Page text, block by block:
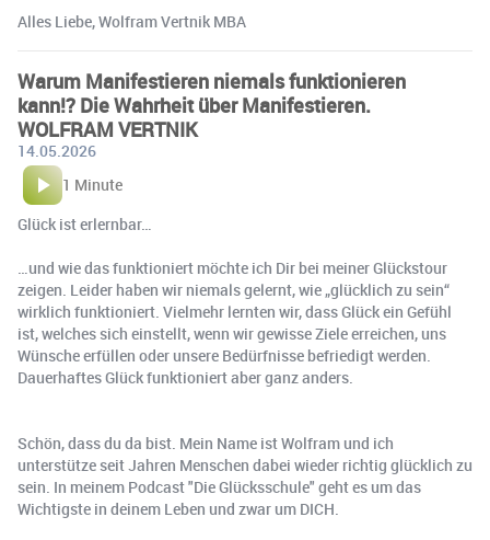
Alles Liebe, Wolfram Vertnik MBA
Warum Manifestieren niemals funktionieren
kann!? Die Wahrheit über Manifestieren.
WOLFRAM VERTNIK
14.05.2026
1 Minute
Glück ist erlernbar…
…und wie das funktioniert möchte ich Dir bei meiner Glückstour
zeigen. Leider haben wir niemals gelernt, wie „glücklich zu sein“
wirklich funktioniert. Vielmehr lernten wir, dass Glück ein Gefühl
ist, welches sich einstellt, wenn wir gewisse Ziele erreichen, uns
Wünsche erfüllen oder unsere Bedürfnisse befriedigt werden.
Dauerhaftes Glück funktioniert aber ganz anders.
Schön, dass du da bist. Mein Name ist Wolfram und ich
unterstütze seit Jahren Menschen dabei wieder richtig glücklich zu
sein. In meinem Podcast "Die Glücksschule" geht es um das
Wichtigste in deinem Leben und zwar um DICH.